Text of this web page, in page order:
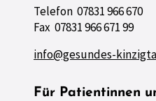
Telefon 07831 966 670
Fax 07831 966 671 99
info@gesundes-
Für Patientinnen